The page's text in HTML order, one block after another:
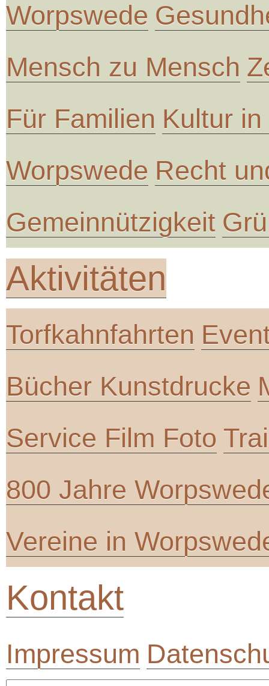
Worpswede
Mensch zu Mensch
Für Familien Kultur
Worpswede Recht
Gemeinnützigkeit
Aktivitäten
Torfkahnfahrten
Bücher Kunstdrucke
Service Film Foto
800 Jahre
Vereine in
Kontakt
Impressum